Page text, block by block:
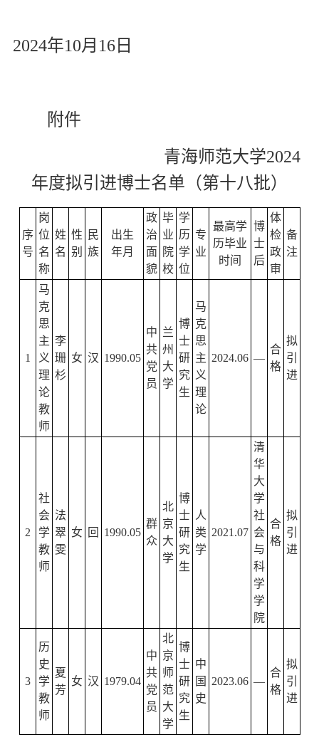
2024年10月16日
附件
青海师范大学2024
年度拟引进博士名单（第十八批）
序
号
岗
位
名
称
姓
名
性
别
民
族
出生
年月
政
治
面
貌
毕
业
院
校
学
历
学
位
专
业
最高学
历毕业
时间
博
士
后
体
检
政
审
备
注
1
马
克
思
主
义
理
论
教
师
李
珊
杉
女 汉 1990.05
中
共
党
员
兰
州
大
学
博
士
研
究
生
马
克
思
主
义
理
论
2024.06 —
合
格
拟
引
进
2
社
会
学
教
师
法
翠
雯
女 回 1990.05
群
众
北
京
大
学
博
士
研
究
生
人
类
学
2021.07
清
华
大
学
社
会
与
科
学
学
院
合
格
拟
引
进
3
历
史
学
教
师
夏
芳
女 汉 1979.04
中
共
党
员
北
京
师
范
大
学
博
士
研
究
生
中
国
史
2023.06 —
合
格
拟
引
进